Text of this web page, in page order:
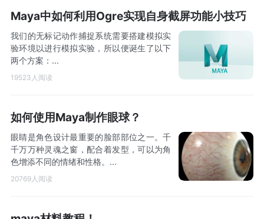
Maya中如何利用Ogre实现自身截屏功能小技巧
我们的无标记动作捕捉系统需要搭建模拟实
验环境以进行模拟实验，所以便诞生了以下
两个方案：...
19523人阅读
如何使用Maya制作眼球？
眼睛是角色设计最重要的脸部部位之一。千
千万万种灵魂之窗，配合着发型，可以为角
色增添不同的情绪和性格。...
20769人阅读